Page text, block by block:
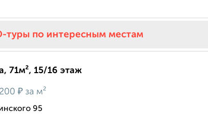
туры по интересным местам
71м², 15/16 этаж
₽ за м²
95